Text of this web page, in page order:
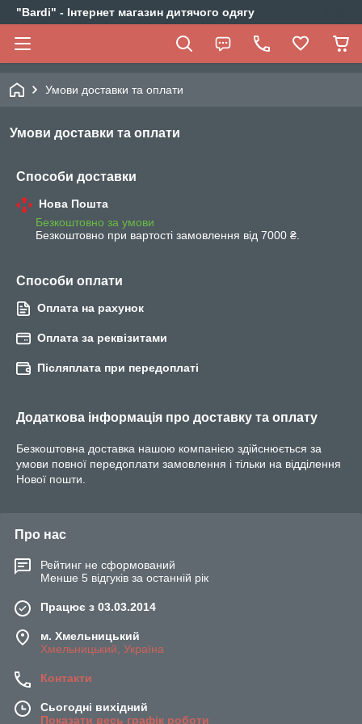
"Bardi" - Інтернет магазин дитячого одягу
Умови доставки та оплати
Умови доставки та оплати
Способи доставки
Нова Пошта
Безкоштовно за умови
Безкоштовно при вартості замовлення від 7000 ₴.
Способи оплати
Оплата на рахунок
Оплата за реквізитами
Післяплата при передоплаті
Додаткова інформація про доставку та оплату
Безкоштовна доставка нашою компанією здійснюється за
умови повної передоплати замовлення і тільки на відділення
Нової пошти.
Про нас
Рейтинг не сформований
Менше 5 відгуків за останній рік
Працює з 03.03.2014
м. Хмельницький
Хмельницький, Україна
Контакти
Сьогодні вихідний
Показати весь графік роботи